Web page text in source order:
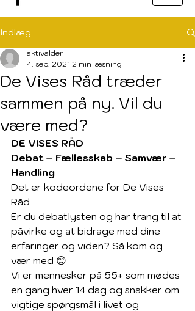
Indlæg
De Vises Råd træder
sammen på ny. Vil du
være med?
aktivalder
4. sep. 2021 2 min læsning
DE VISES RÅD
Debat – Fællesskab – Samvær –
Handling
Det er kodeordene for De Vises
Råd
Er du debatlysten og har trang til at
påvirke og at bidrage med dine
erfaringer og viden? Så kom og
vær med 😊
Vi er mennesker på 55+ som mødes
en gang hver 14 dag og snakker om
vigtige spørgsmål i livet og